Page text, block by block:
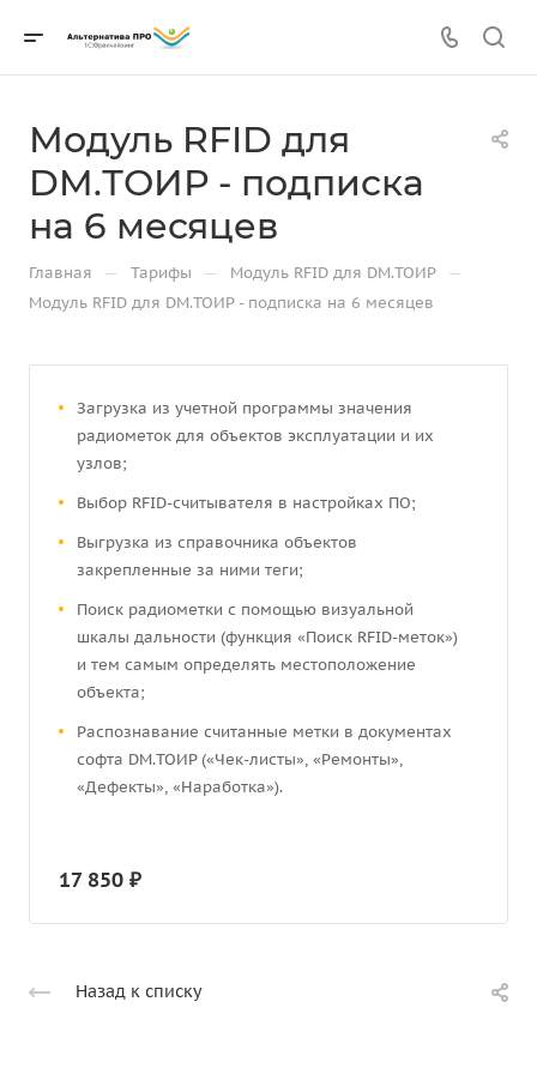
Модуль RFID для
DM.ТОИР - подписка
на 6 месяцев
Главная — Тарифы — Модуль RFID для DM.ТОИР —
Модуль RFID для DM.ТОИР - подписка на 6 месяцев
Загрузка из учетной программы значения
радиометок для объектов эксплуатации и их
узлов;
Выбор RFID-считывателя в настройках ПО;
Выгрузка из справочника объектов
закрепленные за ними теги;
Поиск радиометки с помощью визуальной
шкалы дальности (функция «Поиск RFID-меток»)
и тем самым определять местоположение
объекта;
Распознавание считанные метки в документах
софта DM.ТОИР («Чек-листы», «Ремонты»,
«Дефекты», «Наработка»).
17 850 ₽
Назад к списку